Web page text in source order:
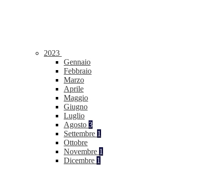
2023
Gennaio
Febbraio
Marzo
Aprile
Maggio
Giugno
Luglio
Agosto 3
Settembre 1
Ottobre
Novembre 1
Dicembre 1